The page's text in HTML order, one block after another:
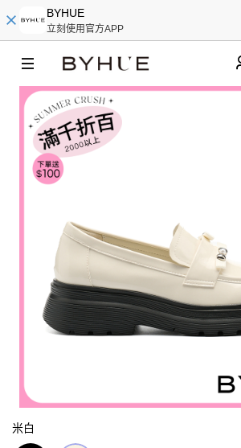
BYHUE
立刻使用官方APP
米白